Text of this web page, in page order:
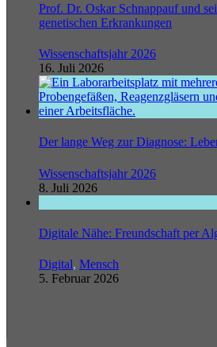
Prof. Dr. Oskar Schnappauf und
genetischen Erkrankungen
Wissenschaftsjahr 2026
16. Juli 2026
Der lange Weg zur Diagnose:
Wissenschaftsjahr 2026
8. Juli 2026
Digitale Nähe: Freundschaft per
Digital, Mensch
5. Februar 2026